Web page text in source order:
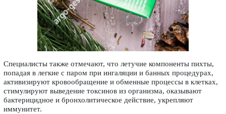
Специалисты также отмечают, что летучие компоненты пихты,
попадая в легкие с паром при ингаляции и банных процедурах,
активизируют кровообращение и обменные процессы в клетках,
стимулируют выведение токсинов из организма, оказывают
бактерицидное и бронхолитическое действие, укрепляют
иммунитет.